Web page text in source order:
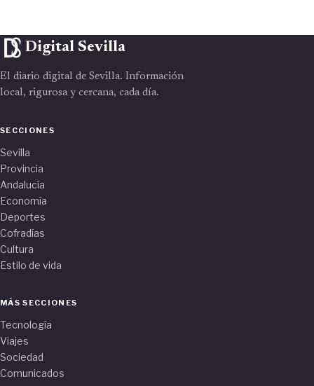
Digital Sevilla
El diario digital de Sevilla. Información
local, rigurosa y cercana, cada día.
SECCIONES
Sevilla
Provincia
Andalucía
Economía
Deportes
Cofradías
Cultura
Estilo de vida
MÁS SECCIONES
Tecnología
Viajes
Sociedad
Comunicados